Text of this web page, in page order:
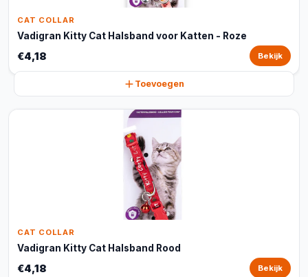
CAT COLLAR
Vadigran Kitty Cat Halsband voor Katten - Roze
€4,18 Bekijk
Toevoegen
CAT COLLAR
Vadigran Kitty Cat Halsband Rood
€4,18 Bekijk